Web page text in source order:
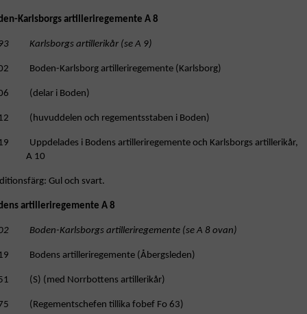
Karlsborgs artilleriregemente A 8
Karlsborgs artillerikår (se A 9)
Boden-Karlsborg artilleriregemente (Karlsborg)
(delar i Boden)
(huvuddelen och regementsstaben i Boden)
Uppdelades i Bodens artilleriregemente och Karlsborgs artillerikår,
A 10
Gul och svart.
artilleriregemente A 8
Boden-Karlsborgs artilleriregemente (se A 8 ovan)
Bodens artilleriregemente (Åbergsleden)
(S) (med Norrbottens artillerikår)
(Regementschefen tillika fobef Fo 63)